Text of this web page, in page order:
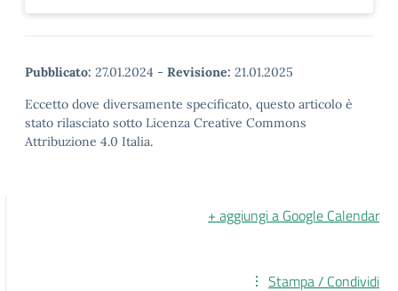
Pubblicato: 27.01.2024 - Revisione: 21.01.2025
Eccetto dove diversamente specificato, questo articolo è
stato rilasciato sotto Licenza Creative Commons
Attribuzione 4.0 Italia.
+ aggiungi a Google Calendar
Stampa / Condividi